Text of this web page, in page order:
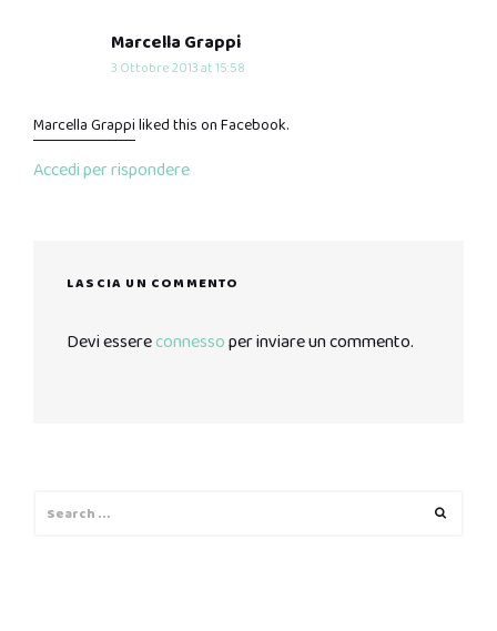
Marcella Grappisays:
3 Ottobre 2013 at 15:58
Marcella Grappiliked this on Facebook.
Accedi per rispondere
LASCIA UN COMMENTO
Devi essereconnessoper inviare un commento.
for: